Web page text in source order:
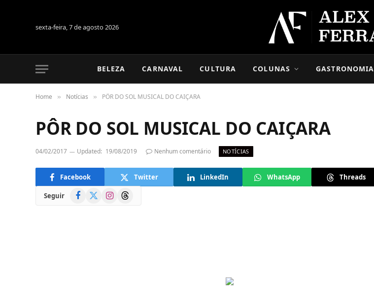
sexta-feira, 7 de agosto 2026
BELEZA CARNAVAL CULTURA COLUNAS GASTRONOMIA
Home » Notícias » PÔR DO SOL MUSICAL DO CAIÇARA
PÔR DO SOL MUSICAL DO CAIÇARA
04/02/2017 Updated: 19/08/2019 Nenhum comentário NOTÍCIAS
Facebook Twitter LinkedIn WhatsApp Threads
Seguir Facebook
(Twitter)
InstagramThreads